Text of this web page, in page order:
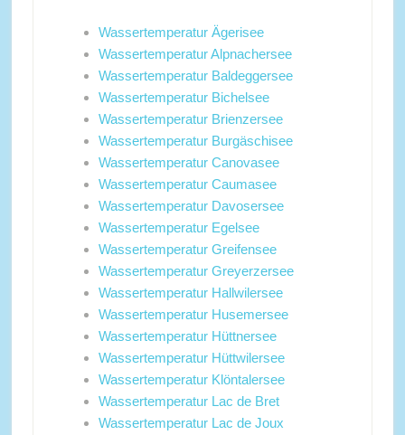
Wassertemperatur Ägerisee
Wassertemperatur Alpnachersee
Wassertemperatur Baldeggersee
Wassertemperatur Bichelsee
Wassertemperatur Brienzersee
Wassertemperatur Burgäschisee
Wassertemperatur Canovasee
Wassertemperatur Caumasee
Wassertemperatur Davosersee
Wassertemperatur Egelsee
Wassertemperatur Greifensee
Wassertemperatur Greyerzersee
Wassertemperatur Hallwilersee
Wassertemperatur Husemersee
Wassertemperatur Hüttnersee
Wassertemperatur Hüttwilersee
Wassertemperatur Klöntalersee
Wassertemperatur Lac de Bret
Wassertemperatur Lac de Joux